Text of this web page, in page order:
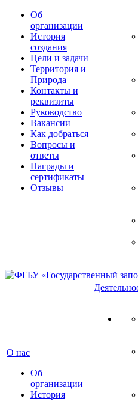
Об
организации
История
создания
Цели и задачи
Территория и
Природа
Контакты и
реквизиты
Руководство
Вакансии
Как добраться
Вопросы и
ответы
Награды и
сертификаты
Отзывы
О нас
Об
организации
История